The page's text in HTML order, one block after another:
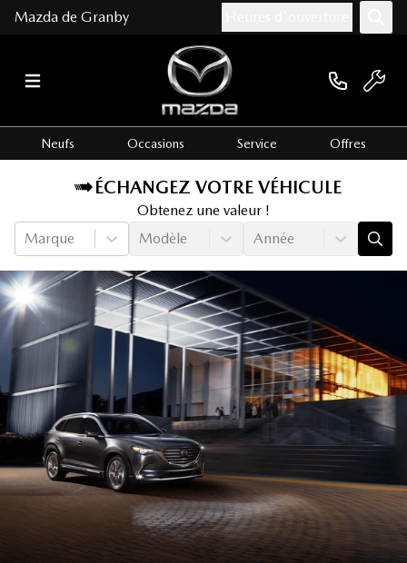
Mazda de Granby
Neufs Occasions Service Offres
ÉCHANGEZ VOTRE VÉHICULE
Obtenez une valeur !
Marque
Modèle Année